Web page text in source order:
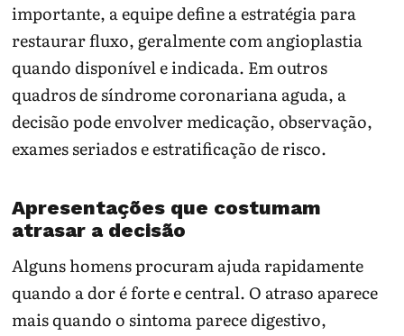
importante, a equipe define a estratégia para
restaurar fluxo, geralmente com angioplastia
quando disponível e indicada. Em outros
quadros de síndrome coronariana aguda, a
decisão pode envolver medicação, observação,
exames seriados e estratificação de risco.
Apresentações que costumam
atrasar a decisão
Alguns homens procuram ajuda rapidamente
quando a dor é forte e central. O atraso aparece
mais quando o sintoma parece digestivo,